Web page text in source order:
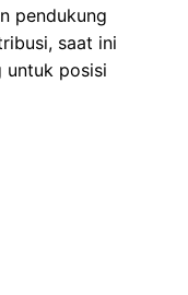
pendukung
saat ini
untuk posisi